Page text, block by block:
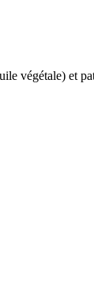
végétale) et